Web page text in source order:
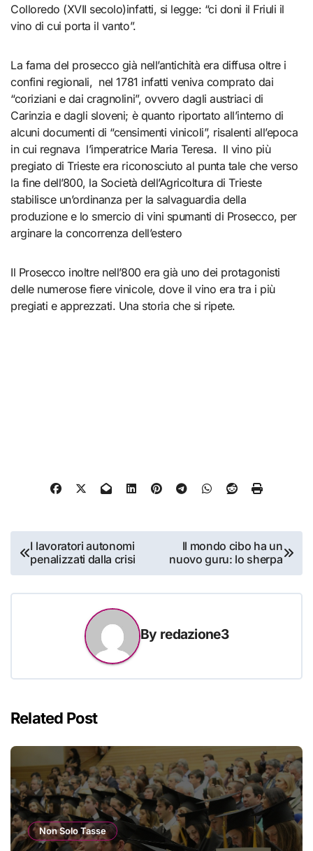
Colloredo (XVII secolo)infatti, si legge: “ci doni il Friuli il
vino di cui porta il vanto”.
La fama del prosecco già nell’antichità era diffusa oltre i
confini regionali, nel 1781 infatti veniva comprato dai
“coriziani e dai cragnolini”, ovvero dagli austriaci di
Carinzia e dagli sloveni; è quanto riportato all’interno di
alcuni documenti di “censimenti vinicoli”, risalenti all’epoca
in cui regnava l’imperatrice Maria Teresa. Il vino più
pregiato di Trieste era riconosciuto al punta tale che verso
la fine dell’800, la Società dell’Agricoltura di Trieste
stabilisce un’ordinanza per la salvaguardia della
produzione e lo smercio di vini spumanti di Prosecco, per
arginare la concorrenza dell’estero
Il Prosecco inoltre nell’800 era già uno dei protagonisti
delle numerose fiere vinicole, dove il vino era tra i più
pregiati e apprezzati. Una storia che si ripete.
Navigazione
articoli
I lavoratori autonomi
penalizzati dalla crisi
Il mondo cibo ha un
nuovo guru: lo sherpa
By redazione3
Related Post
Non Solo Tasse